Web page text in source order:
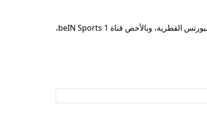
أما بالنسبة للقنوات التي ستنقل هذا اللقاء، فستكون مباراة ريال بيتيس وريال مدريد متاحة للمشاهدة عبر شبكة قنوات بي إن سبورتس القطرية، وبالأخص قناة beIN Sports 1،